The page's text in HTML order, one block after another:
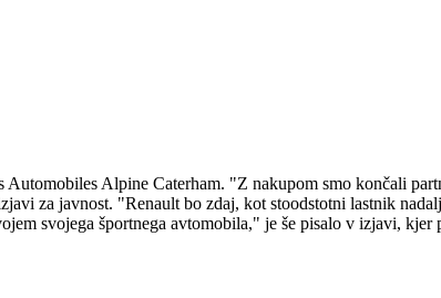
Alpine Caterham. "Z nakupom smo končali
za javnost. "Renault bo zdaj, kot stoodstotni lastnik
svojega športnega avtomobila," je še pisalo v izjavi,